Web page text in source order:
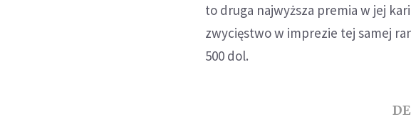
to druga najwyższa premia w jej
zwycięstwo w imprezie tej samej
500 dol.